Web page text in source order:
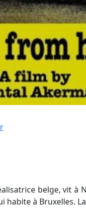
belge, vit à
habite à Bruxelles.